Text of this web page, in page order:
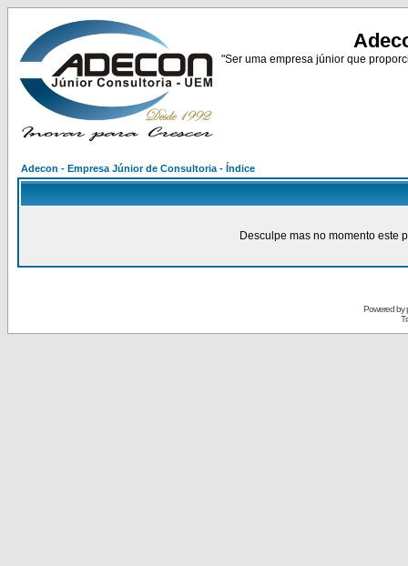
"Ser uma empresa júnior que
Adecon - Empresa Júnior de Consultoria - Índice
Desculpe mas no momento este
Powered by